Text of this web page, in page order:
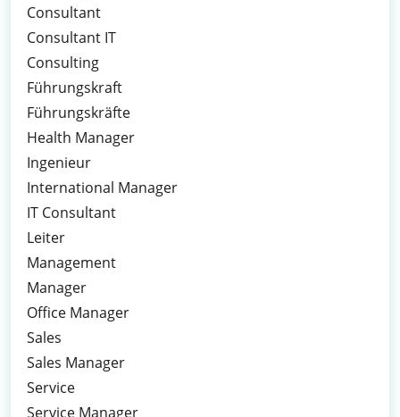
Consultant
Consultant IT
Consulting
Führungskraft
Führungskräfte
Health Manager
Ingenieur
International Manager
IT Consultant
Leiter
Management
Manager
Office Manager
Sales
Sales Manager
Service
Service Manager